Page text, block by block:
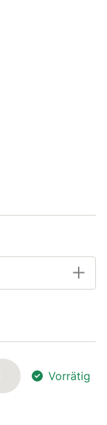
Vorrätig